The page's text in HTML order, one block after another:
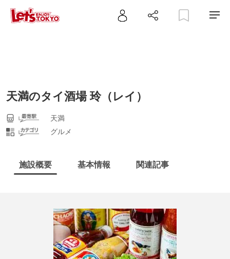
天満のタイ酒場 玲（レイ）
天満
グルメ
施設概要 基本情報 関連記事